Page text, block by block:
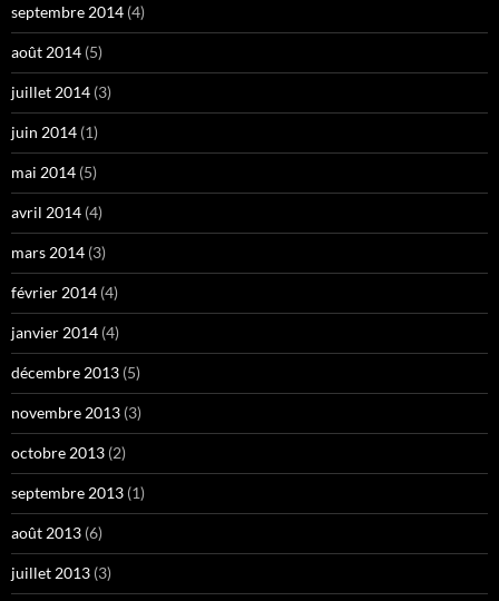
septembre 2014 (4)
août 2014 (5)
juillet 2014 (3)
juin 2014 (1)
mai 2014 (5)
avril 2014 (4)
mars 2014 (3)
février 2014 (4)
janvier 2014 (4)
décembre 2013 (5)
novembre 2013 (3)
octobre 2013 (2)
septembre 2013 (1)
août 2013 (6)
juillet 2013 (3)